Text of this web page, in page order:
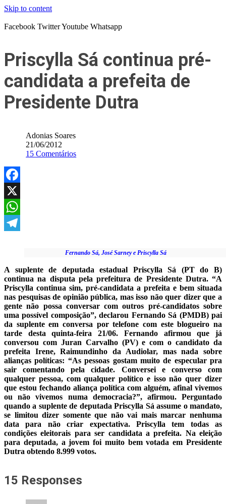
Skip to content
Facebook TwitterYoutube Whatsapp
Priscylla Sá continua pré-
candidata a prefeita de
Presidente Dutra
Adonias Soares
21/06/2012
15 Comentários
Facebook
X
WhatsApp
Fernando Sá, José Sarney e Priscylla Sá
A suplente de deputada estadual Priscylla Sá (PT do B)
continua na disputa pela prefeitura de Presidente Dutra. “A
Priscylla continua sim, pré-candidata a prefeita e bem situada
nas pesquisas de opinião pública, mas isso não quer dizer que a
gente não possa conversar com outros pré-candidatos sobre
uma possível composição”, declarou Fernando Sá (PMDB) pai
da suplente em conversa por telefone com este blogueiro na
tarde desta quinta-feira 21/06. Fernando afirmou que já
conversou com Juran Carvalho (PV) e com o candidato da
prefeita Irene, Raimundinho da Audiolar, mas nada sobre
alianças políticas: “As pessoas gostam muito de especular pra
sair comentando pela cidade. Conversei e converso com
qualquer pessoa, com qualquer político e isso não quer dizer
que estou fechando aliança política com alguém, afinal vivemos
ou não vivemos numa democracia?”, afirmou. Perguntado
quando a suplente de deputada Priscylla Sá assume o mandato,
se limitou dizer somente que não vai mais marcar nenhuma
data para não criar expectativa. Priscylla tem todas as
condições eleitorais para ser candidata a prefeita. Na eleição
para deputada, a jovem foi muito bem votada em Presidente
Dutra obtendo 8.999 votos.
15 Responses